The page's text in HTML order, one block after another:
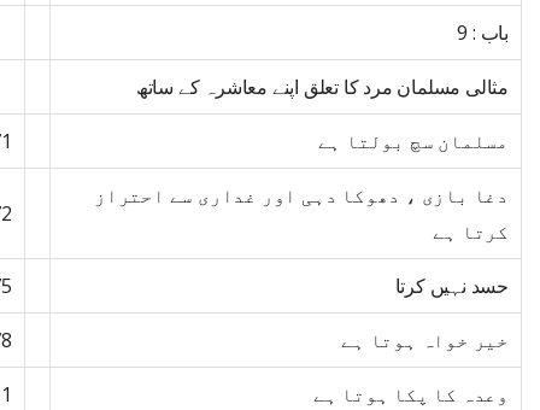
باب : 9
مثالی مسلمان مرد کا تعلق اپنے معاشرہ کے ساتھ
مسلمان سچ بولتا ہے
دغا بازی ، دھوکا دہی اور غداری سے احتراز
کرتا ہے
حسد نہیں کرتا
خیر خواہ ہوتا ہے
وعدہ کا پکا ہوتا ہے